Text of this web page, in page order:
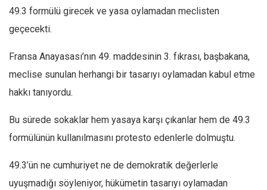
49.3 formülü girecek ve yasa oylamadan meclisten
geçecekti.
Fransa Anayasası’nın 49. maddesinin 3. fıkrası, başbakana,
meclise sunulan herhangi bir tasarıyı oylamadan kabul etme
hakkı tanıyordu.
Bu sürede sokaklar hem yasaya karşı çıkanlar hem de 49.3
formülünün kullanılmasını protesto edenlerle dolmuştu.
49.3’ün ne cumhuriyet ne de demokratik değerlerle
uyuşmadığı söyleniyor, hükümetin tasarıyı oylamadan